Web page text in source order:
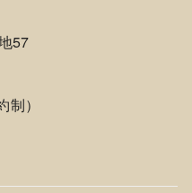
57
）